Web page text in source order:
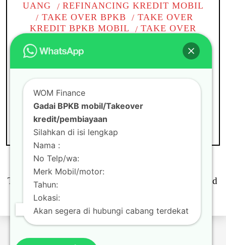
UANG
REFINANCING KREDIT MOBIL
TAKE OVER BPKB
TAKE OVER
KREDIT BPKB MOBIL
TAKE OVER
TOP UP KREDIT PINJAMAN
WOM
Tambun
Theme by
Proudly powered
WOM Finance
Gadai BPKB mobil/Takeover
kredit/pembiayaan
Silahkan di isi lengkap
Nama :
No Telp/wa:
Merk Mobil/motor:
Tahun:
Lokasi:
Akan segera di hubungi cabang terdekat